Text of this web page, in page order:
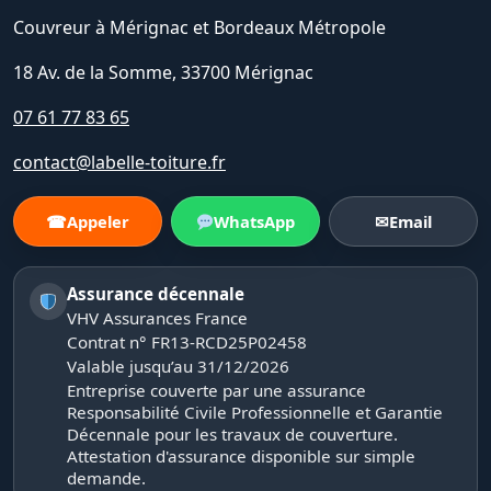
Couvreur à Mérignac et Bordeaux Métropole
18 Av. de la Somme, 33700 Mérignac
07 61 77 83 65
contact@labelle-toiture.fr
☎Appeler WhatsApp ✉Email
Assurance décennale
VHV Assurances France
Contrat n° FR13-RCD25P02458
Valable jusqu’au 31/12/2026
Entreprise couverte par une assurance
Responsabilité Civile Professionnelle et Garantie
Décennale pour les travaux de couverture.
Attestation d'assurance disponible sur simple
demande.